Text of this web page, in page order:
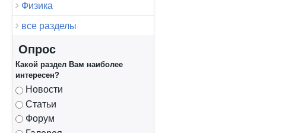
Физика
все разделы
Опрос
Какой раздел Вам наиболее
интересен?
Варианты
Новости
Статьи
Форум